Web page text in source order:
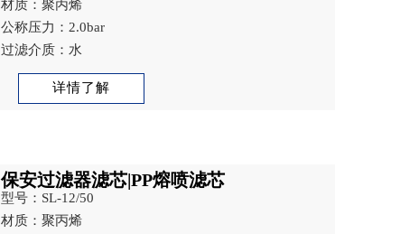
材质：聚丙烯
公称压力：2.0bar
过滤介质：水
详情了解
保安过滤器滤芯|PP熔喷滤芯
型号：SL-12/50
材质：聚丙烯